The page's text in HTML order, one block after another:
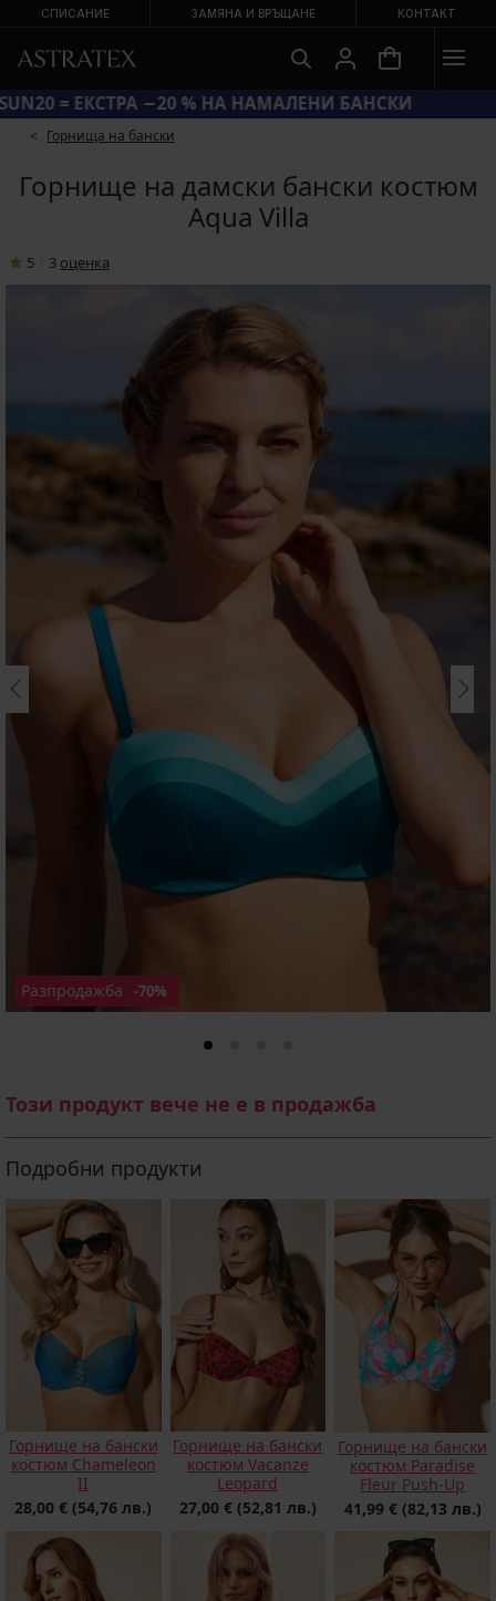
СПИСАНИЕ ЗАМЯНА И ВРЪЩАНЕ КОНТАКТ
КОД SUN20 = ЕКСТРА −20 % НА НАМАЛЕНИ БАНСКИ
Горнища на бански
Горнище на дамски бански костюм
Aqua Villa
5 3 oценка
Разпродажба -70%
Този продукт вече не е в продажба
Подробни продукти
Горнище на бански
костюм Chameleon
II
28,00 € (54,76 лв.)
Горнище на бански
костюм Vacanze
Leopard
27,00 € (52,81 лв.)
Горнище на бански
костюм Paradise
Fleur Push-Up
41,99 € (82,13 лв.)